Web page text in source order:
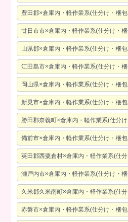
豊田郡×倉庫内・軽作業系(仕分け・梱
廿日市市×倉庫内・軽作業系(仕分け・
山県郡×倉庫内・軽作業系(仕分け・梱
江田島市×倉庫内・軽作業系(仕分け・
岡山県×倉庫内・軽作業系(仕分け・梱
新見市×倉庫内・軽作業系(仕分け・梱
勝田郡奈義町×倉庫内・軽作業系(仕分
備前市×倉庫内・軽作業系(仕分け・梱
英田郡西粟倉村×倉庫内・軽作業系(仕
瀬戸内市×倉庫内・軽作業系(仕分け・
久米郡久米南町×倉庫内・軽作業系(仕
赤磐市×倉庫内・軽作業系(仕分け・梱